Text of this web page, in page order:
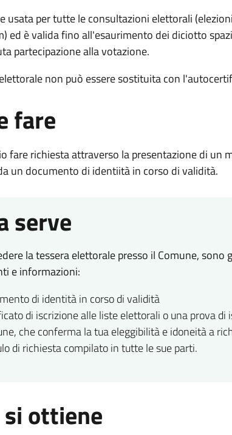
usata per tutte le consultazioni elettorali
ed è valida fino all'esaurimento dei diciotto
partecipazione alla votazione.
non può essere sostituita con
fare
fare richiesta attraverso la presentazione di un
un documento di identiità in corso di validità.
serve
la tessera elettorale presso il Comune,
e informazioni:
di identità in corso di validità
di iscrizione alle liste elettorali o una prova
che conferma la tua eleggibilità e idoneità a
di richiesta compilato in tutte le sue parti.
si ottiene